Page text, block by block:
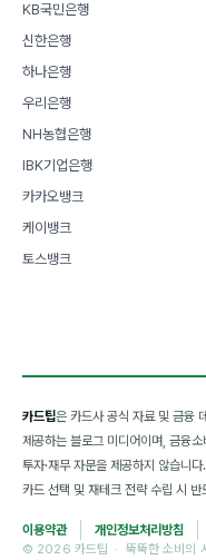
KB국민은행
신한은행
하나은행
우리은행
NH농협은행
IBK기업은행
카카오뱅크
케이뱅크
토스뱅크
카드팁은 카드사 공식 자료 및 금융
제공하는 블로그 미디어이며, 금융
투자·재무 자문을 제공하지 않습니
카드 선택 및 재테크 전략 수립 시
이용약관 개인정보처리방침
© 2026 카드팁 · 뚝뚝한 소비의